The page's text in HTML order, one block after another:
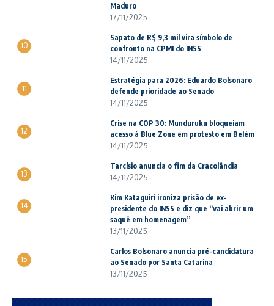
Maduro
17/11/2025
10
Sapato de R$ 9,3 mil vira símbolo de
confronto na CPMI do INSS
14/11/2025
11
Estratégia para 2026: Eduardo Bolsonaro
defende prioridade ao Senado
14/11/2025
12
Crise na COP 30: Munduruku bloqueiam
acesso à Blue Zone em protesto em Belém
14/11/2025
13
Tarcísio anuncia o fim da Cracolândia
14/11/2025
14
Kim Kataguiri ironiza prisão de ex-
presidente do INSS e diz que “vai abrir um
saquê em homenagem”
13/11/2025
15
Carlos Bolsonaro anuncia pré-candidatura
ao Senado por Santa Catarina
13/11/2025